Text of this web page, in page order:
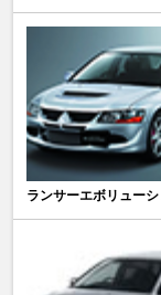
ランサーエボリューシ